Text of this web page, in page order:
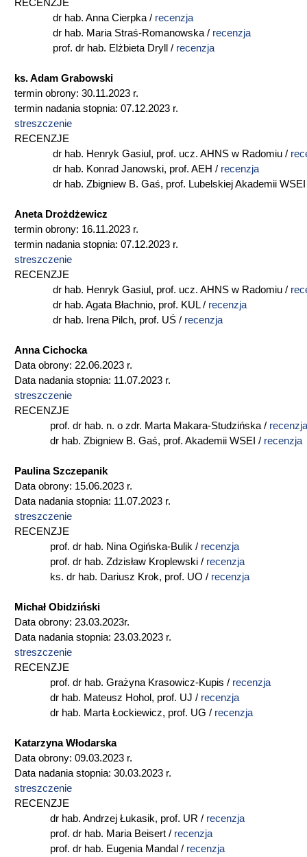
RECENZJE
dr hab. Anna Cierpka / recenzja
dr hab. Maria Straś-Romanowska / recenzja
prof. dr hab. Elżbieta Dryll / recenzja
ks. Adam Grabowski
termin obrony: 30.11.2023 r.
termin nadania stopnia: 07.12.2023 r.
streszczenie
RECENZJE
dr hab. Henryk Gasiul, prof. ucz. AHNS w Radomiu /
dr hab. Konrad Janowski, prof. AEH / recenzja
dr hab. Zbigniew B. Gaś, prof. Lubelskiej Akademii
Aneta Drożdżewicz
termin obrony: 16.11.2023 r.
termin nadania stopnia: 07.12.2023 r.
streszczenie
RECENZJE
dr hab. Henryk Gasiul, prof. ucz. AHNS w Radomiu /
dr hab. Agata Błachnio, prof. KUL / recenzja
dr hab. Irena Pilch, prof. UŚ / recenzja
Anna Cichocka
Data obrony: 22.06.2023 r.
Data nadania stopnia: 11.07.2023 r.
streszczenie
RECENZJE
prof. dr hab. n. o zdr. Marta Makara-Studzińska / recenzja
dr hab. Zbigniew B. Gaś, prof. Akademii WSEI / recenzja
Paulina Szczepanik
Data obrony: 15.06.2023 r.
Data nadania stopnia: 11.07.2023 r.
streszczenie
RECENZJE
prof. dr hab. Nina Ogińska-Bulik / recenzja
prof. dr hab. Zdzisław Kroplewski / recenzja
ks. dr hab. Dariusz Krok, prof. UO / recenzja
Michał Obidziński
Data obrony: 23.03.2023r.
Data nadania stopnia: 23.03.2023 r.
streszczenie
RECENZJE
prof. dr hab. Grażyna Krasowicz-Kupis / recenzja
dr hab. Mateusz Hohol, prof. UJ / recenzja
dr hab. Marta Łockiewicz, prof. UG / recenzja
Katarzyna Włodarska
Data obrony: 09.03.2023 r.
Data nadania stopnia: 30.03.2023 r.
streszczenie
RECENZJE
dr hab. Andrzej Łukasik, prof. UR / recenzja
prof. dr hab. Maria Beisert / recenzja
prof. dr hab. Eugenia Mandal / recenzja